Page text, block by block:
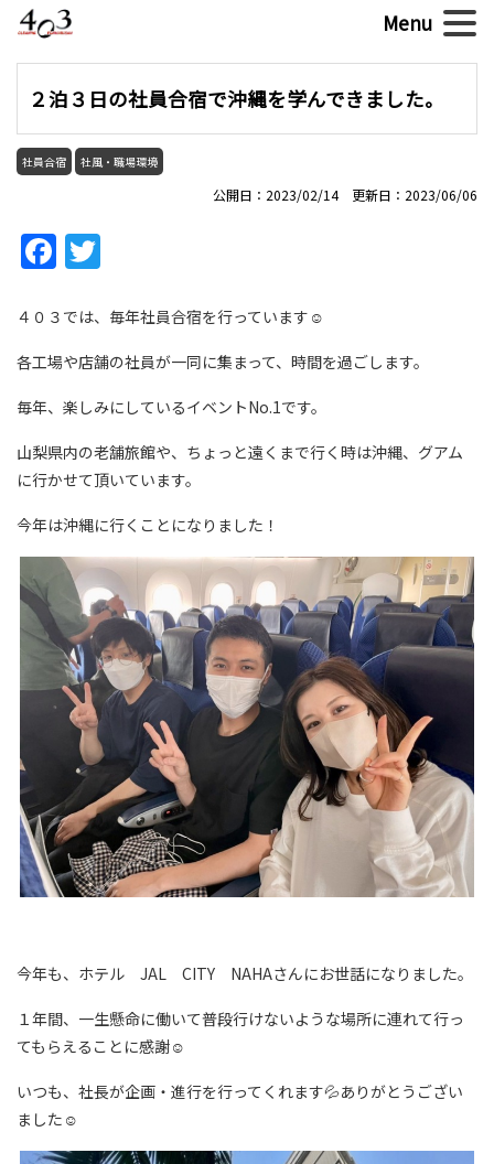
２泊３日の社員合宿で沖縄を学んできました。
社員合宿 社風・職場環境
公開日：2023/02/14 更新日：2023/06/06
Facebook
４０３では、毎年社員合宿を行っています☺
各工場や店舗の社員が一同に集まって、時間を過ごします。
毎年、楽しみにしているイベントNo.1です。
山梨県内の老舗旅館や、ちょっと遠くまで行く時は沖縄、グアム
に行かせて頂いています。
今年は沖縄に行くことになりました！
今年も、ホテル JAL CITY NAHAさんにお世話になりました。
１年間、一生懸命に働いて普段行けないような場所に連れて行っ
てもらえることに感謝☺
いつも、社長が企画・進行を行ってくれます💦ありがとうござい
ました☺